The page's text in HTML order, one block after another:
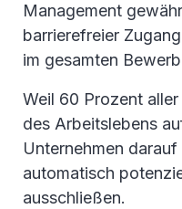
Management
barrierefreier
im gesamten
Weil 60 Prozent
des Arbeitslebens
Unternehmen
automatisch
ausschließen.